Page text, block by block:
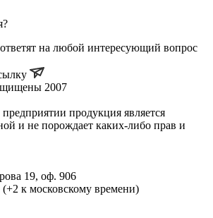
на любой интересующий вопрос
2007
продукция является
и не порождает каких-либо прав и
19, оф. 906
к московскому времени)